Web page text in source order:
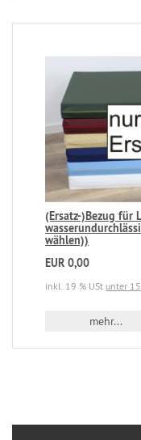
(Ersatz-)Bezug für
wählen))
EUR 0,00
inkl. 19 % USt unter
mehr...